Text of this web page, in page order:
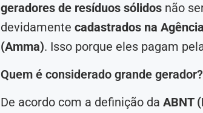
geradores de resíduos sólidosnão
devidamente cadastrados na
(Amma). Isso porque eles pagam
Quem é considerado grande gerador?
De acordo com a definição da ABNT